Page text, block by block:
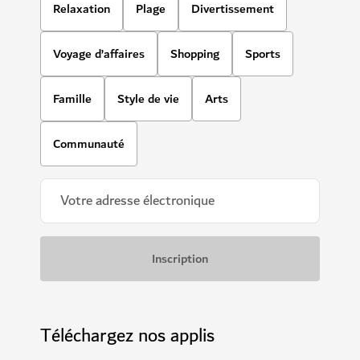
Relaxation Plage Divertissement
Voyage d’affaires Shopping Sports
Famille Style de vie Arts
Communauté
Téléchargez nos applis